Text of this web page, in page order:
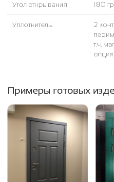
Угол открывания: 180
Уплотнитель:
2
т.ч.
Примеры готовых